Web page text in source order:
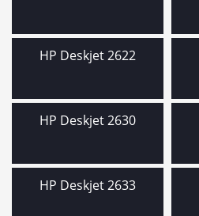
HP Deskjet 2622
HP Deskjet 2630
HP Deskjet 2633